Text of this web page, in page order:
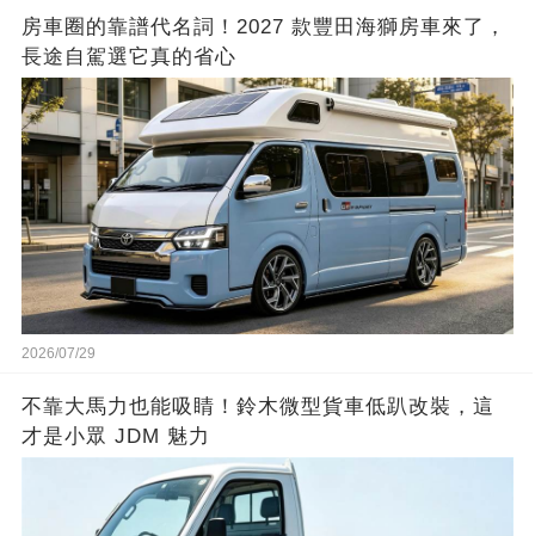
房車圈的靠譜代名詞！2027 款豐田海獅房車來了，
長途自駕選它真的省心
2026/07/29
不靠大馬力也能吸睛！鈴木微型貨車低趴改裝，這
才是小眾 JDM 魅力